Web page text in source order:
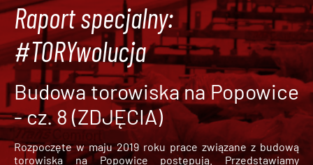
Raport specjalny:
#TORYwolucja
Budowa torowiska na Popowice
- cz. 8 (ZDJĘCIA)
Rozpoczęte w maju 2019 roku prace związane z budową
torowiska na Popowice
postępują. Przedstawiamy